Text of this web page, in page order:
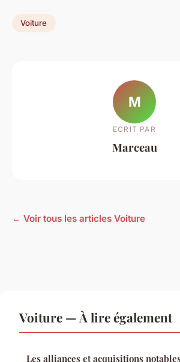
Voiture
M
ECRIT PAR
Marceau
← Voir tous les articles Voiture
Voiture — À lire également
Les alliances et acquisitions